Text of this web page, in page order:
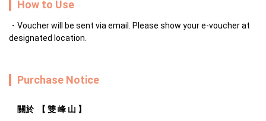
How to Use
Voucher will be sent via email. Please show your e-voucher at
designated location.
Purchase Notice
關於  【 雙 峰 山 】